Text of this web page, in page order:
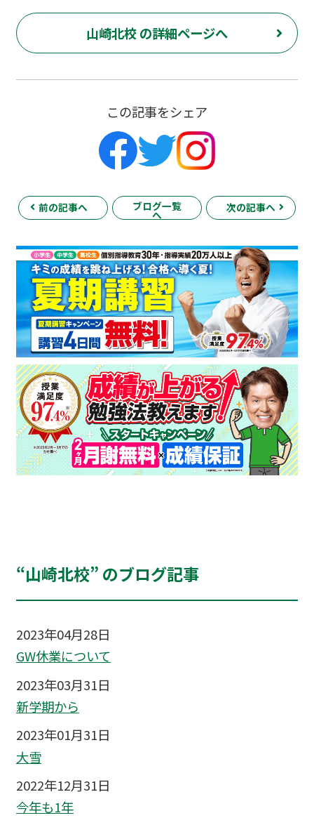
山崎北校 の詳細ページへ
この記事をシェア
前の記事へ ブログ一覧
へ
次の記事へ
“山崎北校” のブログ記事
2023年04月28日
GW休業について
2023年03月31日
新学期から
2023年01月31日
大雪
2022年12月31日
今年も1年